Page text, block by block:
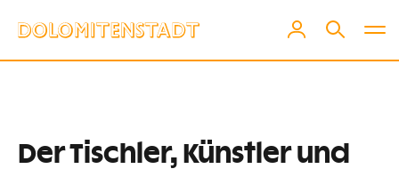
Der Tischler, Künstler und